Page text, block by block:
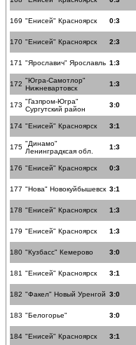
169 "Енисей" Красноярск 0:3
170 "Енисей" Красноярск 2:3
171 "Ярославич" Ярославль 1:3
172 "Югра-Самотлор"
Нижневартовск
1:3
173 "Газпром-Югра"
Сургутский район
3:0
174 "Енисей" Красноярск 3:1
175 "Динамо"
Ленинградксая обл.
1:3
176 "Енисей" Красноярск 0:3
177 "Нова" Новокуйбышевск 3:1
178 "Енисей" Красноярск 1:3
179 "Енисей" Красноярск 1:3
180 "Кузбасс" Кемерово 3:0
181 "Енисей" Красноярск 3:1
182 "Факел" Новый Уренгой 3:0
183 "Белогорье" 3:0
184 "Енисей" Красноярск 3:1